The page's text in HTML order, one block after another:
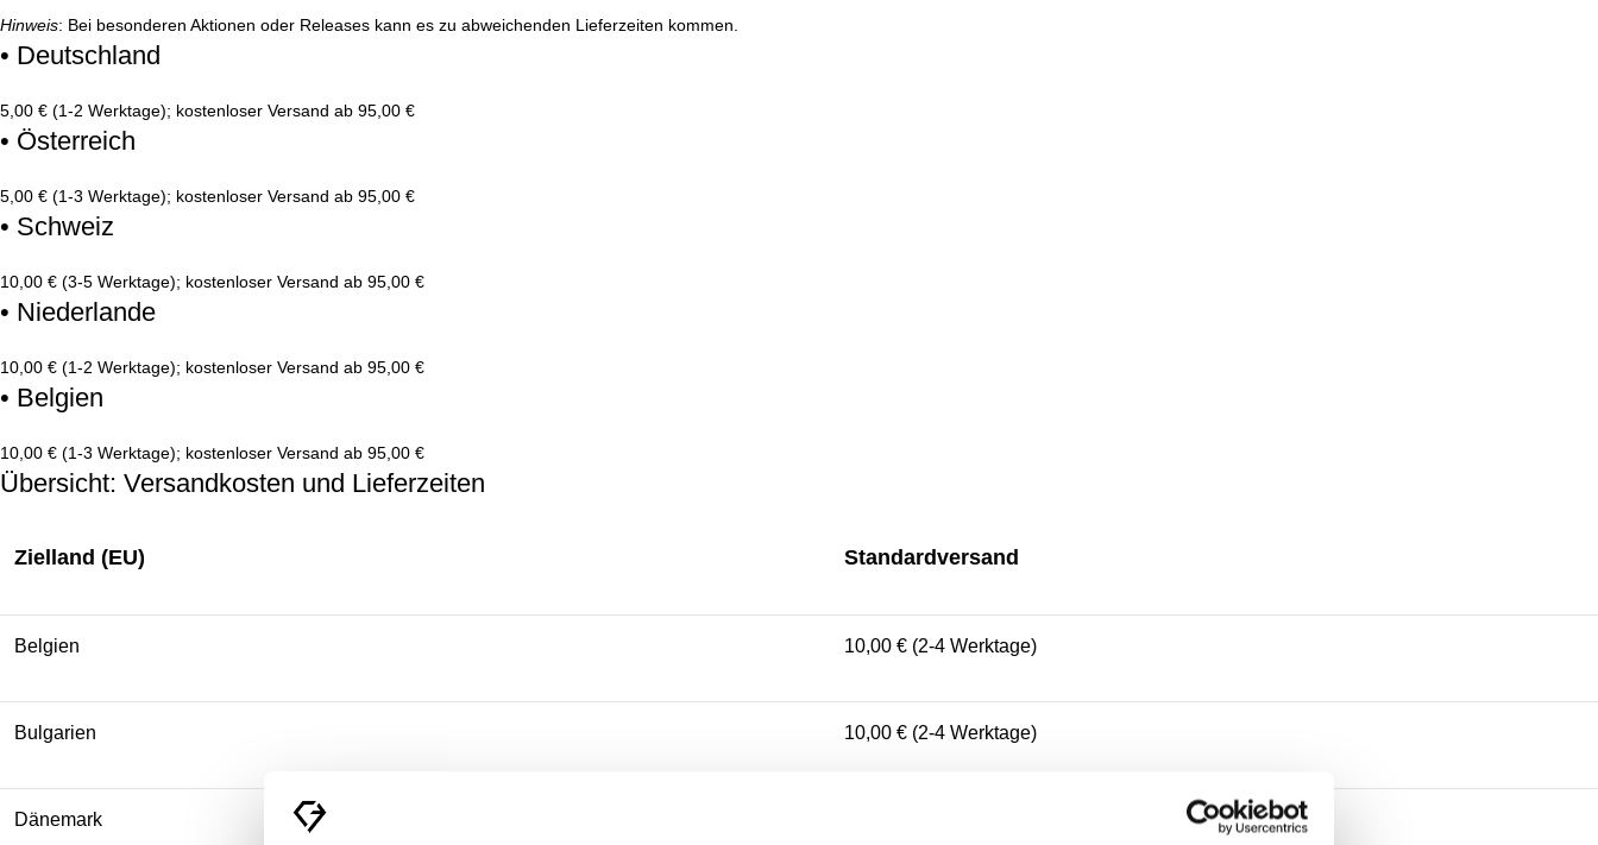
Hinweis: Bei besonderen Aktionen oder Releases kann es zu abweichenden Lieferzeiten kommen.
• Deutschland
5,00 € (1-2 Werktage); kostenloser Versand ab 95,00 €
• Österreich
5,00 € (1-3 Werktage); kostenloser Versand ab 95,00 €
• Schweiz
10,00 € (3-5 Werktage); kostenloser Versand ab 95,00 €
• Niederlande
10,00 € (1-2 Werktage); kostenloser Versand ab 95,00 €
• Belgien
10,00 € (1-3 Werktage); kostenloser Versand ab 95,00 €
Übersicht: Versandkosten und Lieferzeiten
Zielland (EU) Standardversand
Belgien 10,00 € (2-4 Werktage)
Bulgarien 10,00 € (2-4 Werktage)
Dänemark